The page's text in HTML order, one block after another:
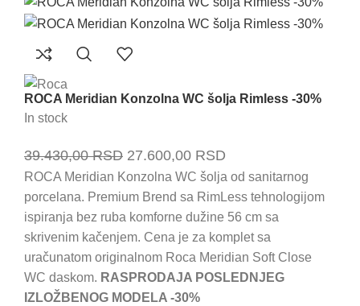
ROCA Meridian Konzolna WC šolja Rimless -30%
In stock
39.430,00RSD Originalna
cena
je
bila:
39.430,00 RSD.
27.600,00 RSD
cena
je:
27.600,00 RSD.
ROCA Meridian Konzolna WC šolja od sanitarnog
porcelana. Premium Brend sa RimLess tehnologijom
ispiranja bez ruba komforne dužine 56 cm sa
skrivenim kačenjem. Cena je za komplet sa
uračunatom originalnom Roca Meridian Soft Close
WC daskom. RASPRODAJA POSLEDNJEG
IZLOŽBENOG MODELA -30%